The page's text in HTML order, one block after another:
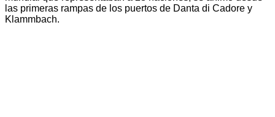
las primeras rampas de los puertos de Danta di Cadore y
Klammbach.